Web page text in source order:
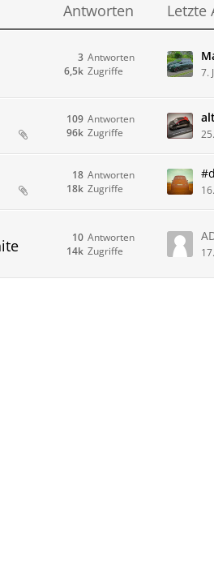
Antworten
Letzte
Antworten
3
Zugriffe
6,5k 7.
Antworten
109
Zugriffe
96k
Antworten
18
Zugriffe
18k
Antworten
10
Zugriffe
14k